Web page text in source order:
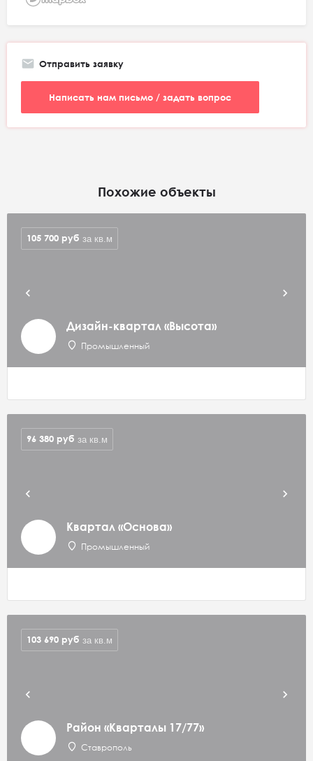
Отправить заявку
Написать нам письмо / задать вопрос
Похожие объекты
Дизайн-квартал «Высота»
Промышленный
105 700 руб за кв.м
Квартал «Основа»
Промышленный
96 380 руб за кв.м
Район «Кварталы 17/77»
Ставрополь
103 690 руб за кв.м